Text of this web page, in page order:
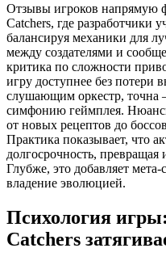
Отзывы игроков напрямую
Catchers, где разработчики
балансируя механики для
между создателями и
критика по сложности
игру доступнее без потери
слушающим оркестр, точна
симфонию геймплея.
от новых рецептов до
Практика показывает, что
долгосрочность, превращая
Глубже, это добавляет
владение эволюцией.
Психология
Catchers